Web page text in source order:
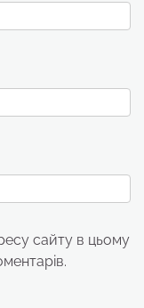
сайту в цьому